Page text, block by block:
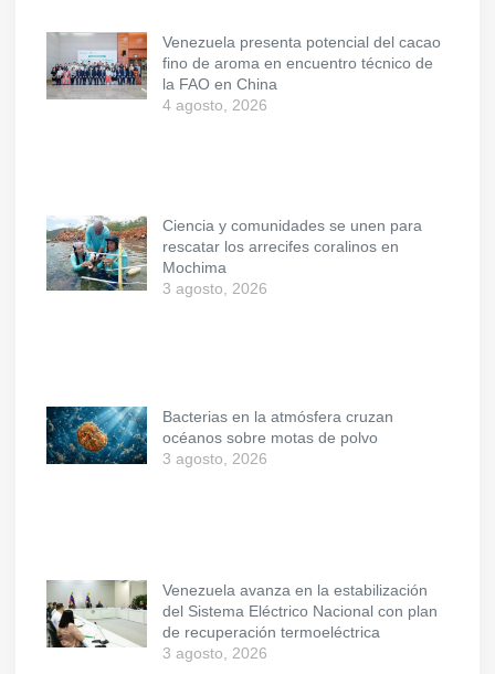
Venezuela presenta potencial del cacao
fino de aroma en encuentro técnico de
la FAO en China
4 agosto, 2026
Ciencia y comunidades se unen para
rescatar los arrecifes coralinos en
Mochima
3 agosto, 2026
Bacterias en la atmósfera cruzan
océanos sobre motas de polvo
3 agosto, 2026
Venezuela avanza en la estabilización
del Sistema Eléctrico Nacional con plan
de recuperación termoeléctrica
3 agosto, 2026